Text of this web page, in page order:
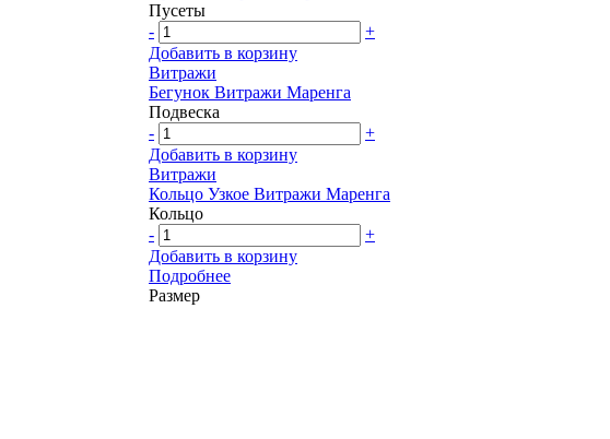
Пусеты
-
+
Добавить в корзину
Витражи
Бегунок Витражи Маренга
Подвеска
-
+
Добавить в корзину
Витражи
Кольцо Узкое Витражи Маренга
Кольцо
-
+
Добавить в корзину
Подробнее
Размер